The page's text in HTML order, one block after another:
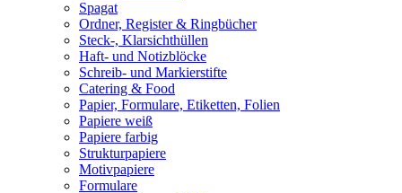
Spagat
Ordner, Register & Ringbücher
Steck-, Klarsichthüllen
Haft- und Notizblöcke
Schreib- und Markierstifte
Catering & Food
Papier, Formulare, Etiketten, Folien
Papiere weiß
Papiere farbig
Strukturpapiere
Motivpapiere
Formulare